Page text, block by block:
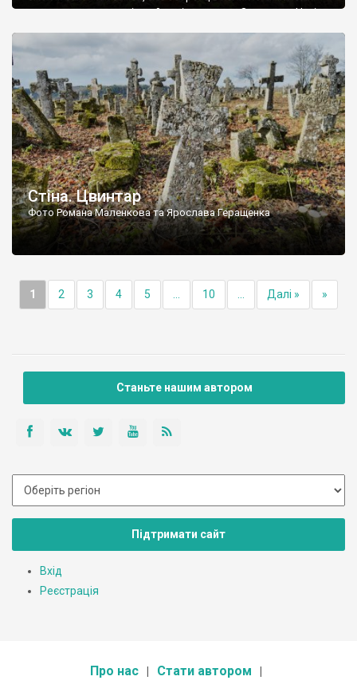
поховали на цвинтарі, який тоді називався Замковим. Нині на
ньому чимало хрестів 19 століття, є такі, де епітафії стер […]
Стіна. Цвинтар
Фото Романа Маленкова та Ярослава Геращенка
1 2 3 4 5 10 Далі » »
Станьте нашим автором
Підтримати сайт
Вхід
Реєстрація
Про нас Стати автором